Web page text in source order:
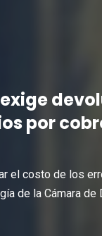
por
el costo de los
de la Cámara de